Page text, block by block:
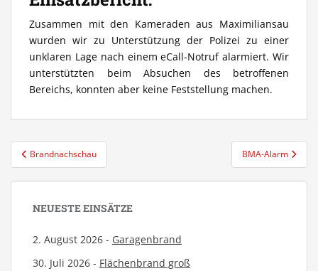
Zusammen mit den Kameraden aus Maximiliansau
wurden wir zu Unterstützung der Polizei zu einer
unklaren Lage nach einem eCall-Notruf alarmiert. Wir
unterstützten beim Absuchen des betroffenen
Bereichs, konnten aber keine Feststellung machen.
Beitragsnavigation
Brandnachschau BMA-Alarm
NEUESTE EINSÄTZE
2. August 2026 - Garagenbrand
30. Juli 2026 - Flächenbrand groß